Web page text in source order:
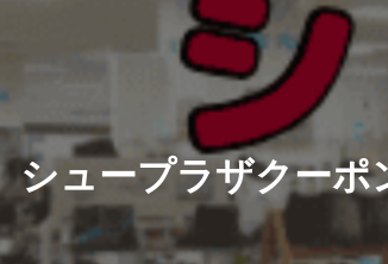
シュープラザクーポ